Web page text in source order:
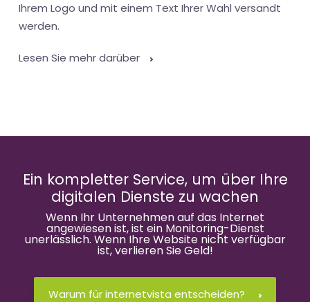
Ihrem Logo und mit einem Text Ihrer Wahl versandt
werden.
Lesen Sie mehr darüber
Ein kompletter Service, um über Ihre
digitalen Dienste zu wachen
Wenn Ihr Unternehmen auf das Internet
angewiesen ist, ist ein Monitoring-Dienst
unerlässlich. Wenn Ihre Website nicht verfügbar
ist, verlieren Sie Geld!
Warum für internetvista entscheiden?